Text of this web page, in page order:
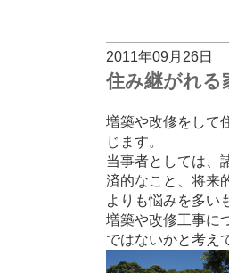
2011年09月26日
住み継がれる
増築や改修をして
じます。
当事者としては、
済的なこと、将来
よりも悩みを多い
増築や改修工事に
ではないかと考え